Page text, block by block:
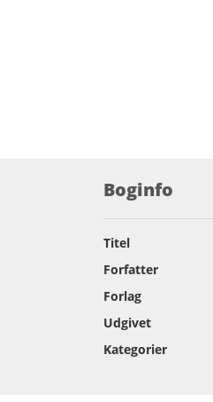
Boginfo
Titel
Forfatter
Forlag
Udgivet
Kategorier